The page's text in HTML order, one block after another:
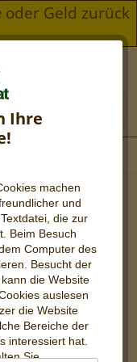
oder Geld zurück
Ihre
machen
und
die zur
Beim Besuch
Computer des
Besucht der
die Website
auslesen
die Website
Bereiche der
interessiert hat.
Sie